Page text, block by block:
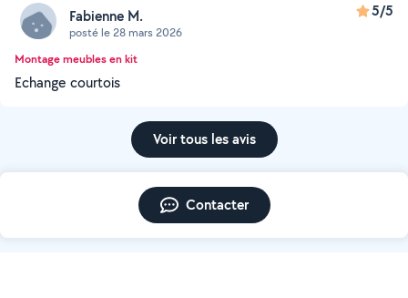
Fabienne M.
posté le 28 mars 2026
5/5
Montage meubles en kit
Echange courtois
Voir tous les avis
Contacter